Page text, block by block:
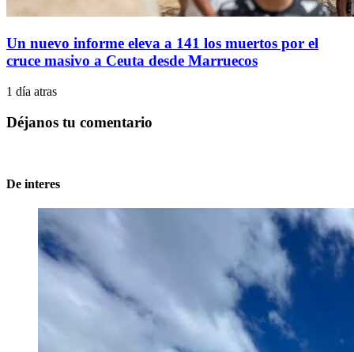
Un nuevo informe eleva a 141 los muertos por el
cruce masivo a Ceuta desde Marruecos
1 día atras
Déjanos tu comentario
De interes